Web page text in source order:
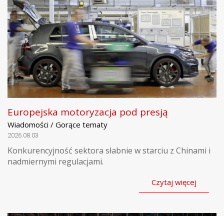
Europejska motoryzacja pod presją
Wiadomości / Gorące tematy
2026.08.03
Konkurencyjność sektora słabnie w starciu z Chinami i
nadmiernymi regulacjami.
Czytaj więcej